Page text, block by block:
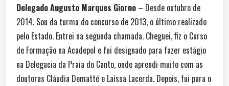
Delegado Augusto Marques Giorno – Desde outubro de
2014. Sou da turma do concurso de 2013, o último realizado
pelo Estado. Entrei na segunda chamada. Cheguei, fiz o Curso
de Formação na Acadepol e fui designado para fazer estágio
na Delegacia da Praia do Canto, onde aprendi muito com as
doutoras Cláudia Dematté e Laíssa Lacerda. Depois, fui para o